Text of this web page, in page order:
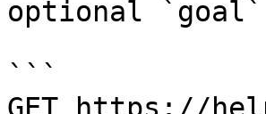
optional `goal`
```